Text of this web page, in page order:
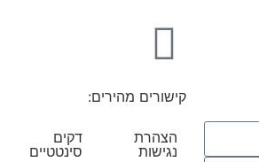
קישורים מהירים:
הצהרת
נגישות
דקים
סינטטיים